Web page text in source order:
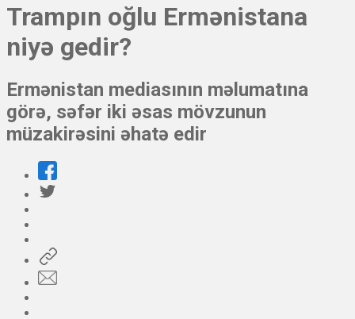
Trampın oğlu Ermənistana
niyə gedir?
Ermənistan mediasının məlumatına
görə, səfər iki əsas mövzunun
müzakirəsini əhatə edir